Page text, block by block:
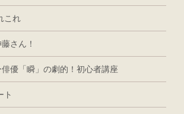
これ
さん！
優「瞬」の劇的！初心者講座
ト